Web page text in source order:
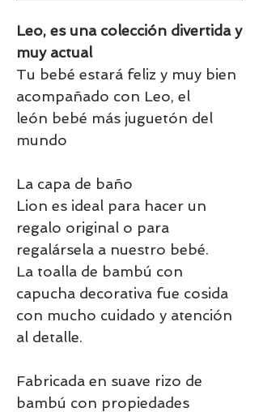
Leo, es una colección divertida y
muy actual
Tu bebé estará feliz y muy bien
acompañado con Leo, el
león bebé más juguetón del
mundo
La capa de baño
Lion es ideal para hacer un
regalo original o para
regalársela a nuestro bebé.
La toalla de bambú con
capucha decorativa fue cosida
con mucho cuidado y atención
al detalle.
Fabricada en suave rizo de
bambú con propiedades